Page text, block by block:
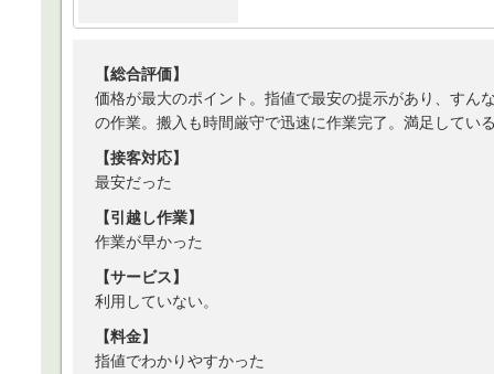
【総合評価】
価格が最大のポイント。指値で最安の提示があり、すん
の作業。搬入も時間厳守で迅速に作業完了。満足してい
【接客対応】
最安だった
【引越し作業】
作業が早かった
【サービス】
利用していない。
【料金】
指値でわかりやすかった